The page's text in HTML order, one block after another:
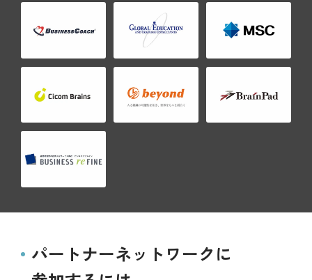
パートナーネットワークに